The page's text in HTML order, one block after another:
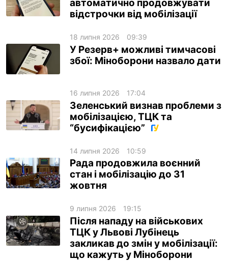
автоматично продовжувати
відстрочки від мобілізації
18 липня 2026 09:39
У Резерв+ можливі тимчасові
збої: Міноборони назвало дати
16 липня 2026 17:04
Зеленський визнав проблеми з
мобілізацією, ТЦК та
“бусифікацією”
14 липня 2026 10:59
Рада продовжила воєнний
стан і мобілізацію до 31
жовтня
9 липня 2026 19:15
Після нападу на військових
ТЦК у Львові Лубінець
закликав до змін у мобілізації:
що кажуть у Міноборони